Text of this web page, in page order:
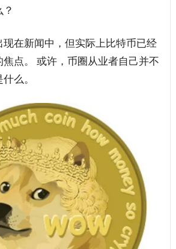
现在新闻中，但实际上比特币已经
点。 或许，币圈从业者自己并不
么。